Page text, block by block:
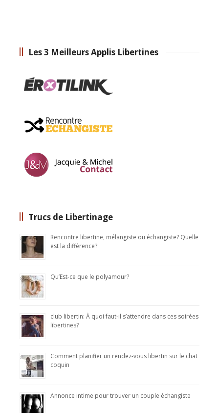
Les 3 Meilleurs Applis Libertines
Trucs de Libertinage
Rencontre libertine, mélangiste ou échangiste? Quelle
est la différence?
Qu’Est-ce que le polyamour?
club libertin: À quoi faut-il s’attendre dans ces soirées
libertines?
Comment planifier un rendez-vous libertin sur le chat
coquin
Annonce intime pour trouver un couple échangiste